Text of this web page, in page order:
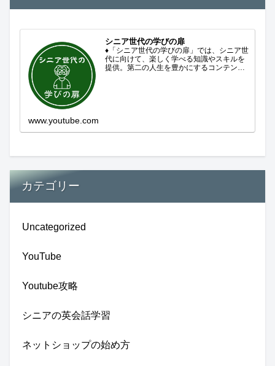
シニア世代の学びの扉
♦「シニア世代の学びの扉」では、シニア世
代に向けて、楽しく学べる知識やスキルを
提供。第二の人生を豊かにするコンテンツ
www.youtube.com
カテゴリー
Uncategorized
YouTube
Youtube攻略
シニアの英会話学習
ネットショップの始め方